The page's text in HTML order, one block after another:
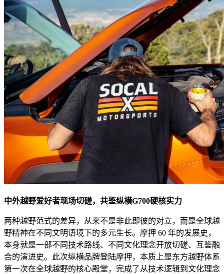
中外越野爱好者现场切磋，共鉴纵横G700硬核实力
两种越野范式的差异，从来不是非此即彼的对立，而是全球越
野精神在不同文明语境下的多元生长。摩押 60 年的发展史，
本身就是一部不同技术路线、不同文化理念开放切磋、互鉴融
合的演进史。此次纵横品牌登陆摩押，本质上是东方越野体系
第一次在全球越野的核心殿堂，完成了从技术逻辑到文化理念